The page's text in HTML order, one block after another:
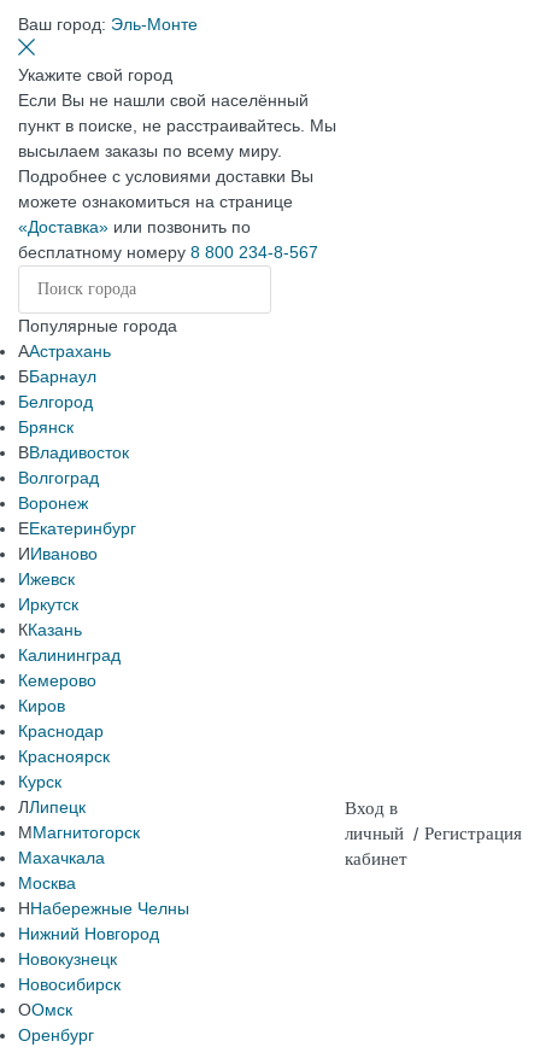
Ваш город: Эль-Монте
Укажите свой город
Если Вы не нашли свой населённый
пункт в поиске, не расстраивайтесь. Мы
высылаем заказы по всему миру.
Подробнее с условиями доставки Вы
можете ознакомиться на странице
«Доставка» или позвонить по
бесплатному номеру 8 800 234-8-567
Популярные города
ААстрахань
ББарнаул
Белгород
Брянск
ВВладивосток
Волгоград
Воронеж
ЕЕкатеринбург
ИИваново
Ижевск
Иркутск
ККазань
Калининград
Кемерово
Киров
Краснодар
Красноярск
Курск
ЛЛипецк
ММагнитогорск
Махачкала
Москва
ННабережные Челны
Нижний Новгород
Новокузнецк
Новосибирск
ООмск
Оренбург
Вход в
личный
кабинет
/ Регистрация